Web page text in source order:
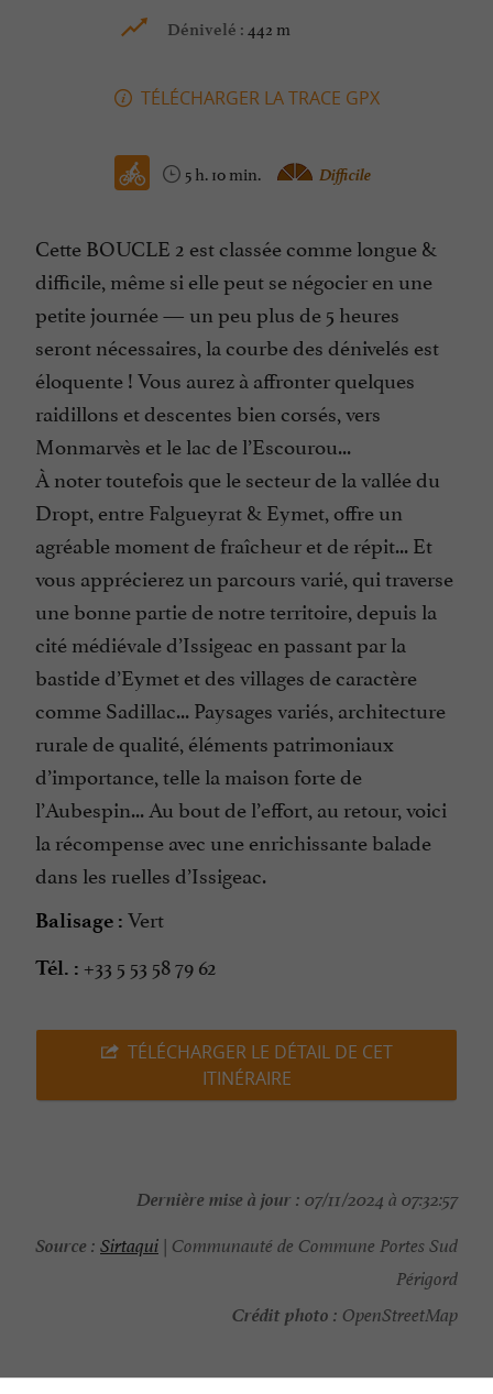
Dénivelé : 442 m
TÉLÉCHARGER LA TRACE GPX
5 h. 10 min. Difficile
Cette BOUCLE 2 est classée comme longue &
difficile, même si elle peut se négocier en une
petite journée — un peu plus de 5 heures
seront nécessaires, la courbe des dénivelés est
éloquente ! Vous aurez à affronter quelques
raidillons et descentes bien corsés, vers
Monmarvès et le lac de l’Escourou...
À noter toutefois que le secteur de la vallée du
Dropt, entre Falgueyrat & Eymet, offre un
agréable moment de fraîcheur et de répit... Et
vous apprécierez un parcours varié, qui traverse
une bonne partie de notre territoire, depuis la
cité médiévale d’Issigeac en passant par la
bastide d’Eymet et des villages de caractère
comme Sadillac... Paysages variés, architecture
rurale de qualité, éléments patrimoniaux
d’importance, telle la maison forte de
l’Aubespin... Au bout de l’effort, au retour, voici
la récompense avec une enrichissante balade
dans les ruelles d’Issigeac.
Balisage : Vert
Tél. : +33 5 53 58 79 62
TÉLÉCHARGER LE DÉTAIL DE CET
ITINÉRAIRE
Dernière mise à jour : 07/11/2024 à 07:32:57
Source : Sirtaqui | Communauté de Commune Portes Sud
Périgord
Crédit photo : OpenStreetMap